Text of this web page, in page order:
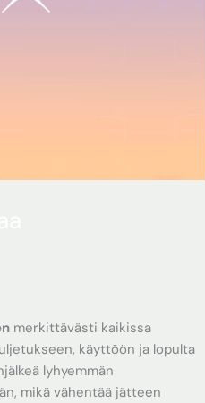
merkittävästi kaikissa
käyttöön ja lopulta
lyhyemmän
mikä vähentää jätteen